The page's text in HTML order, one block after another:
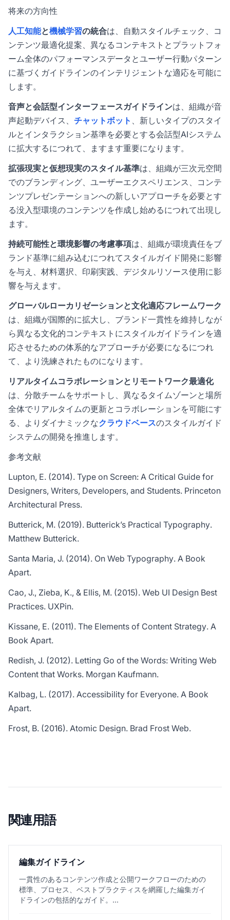
将来の方向性
人工知能と機械学習の統合は、自動スタイルチェック、コ
ンテンツ最適化提案、異なるコンテキストとプラットフォ
ーム全体のパフォーマンスデータとユーザー行動パターン
に基づくガイドラインのインテリジェントな適応を可能に
します。
音声と会話型インターフェースガイドラインは、組織が音
声起動デバイス、 チャットボット 、新しいタイプのスタイ
ルとインタラクション基準を必要とする会話型AIシステム
に拡大するにつれて、ますます重要になります。
拡張現実と仮想現実のスタイル基準は、組織が三次元空間
でのブランディング、ユーザーエクスペリエンス、コンテ
ンツプレゼンテーションへの新しいアプローチを必要とす
る没入型環境のコンテンツを作成し始めるにつれて出現し
ます。
持続可能性と環境影響の考慮事項は、組織が環境責任をブ
ランド基準に組み込むにつれてスタイルガイド開発に影響
を与え、材料選択、印刷実践、デジタルリソース使用に影
響を与えます。
グローバルローカリゼーションと文化適応フレームワーク
は、組織が国際的に拡大し、ブランド一貫性を維持しなが
ら異なる文化的コンテキストにスタイルガイドラインを適
応させるための体系的なアプローチが必要になるにつれ
て、より洗練されたものになります。
リアルタイムコラボレーションとリモートワーク最適化
は、分散チームをサポートし、異なるタイムゾーンと場所
全体でリアルタイムの更新とコラボレーションを可能にす
る、よりダイナミックなクラウドベースのスタイルガイド
システムの開発を推進します。
参考文献
Lupton, E. (2014). Type on Screen: A Critical Guide for
Designers, Writers, Developers, and Students. Princeton
Architectural Press.
Butterick, M. (2019). Butterick’s Practical Typography.
Matthew Butterick.
Santa Maria, J. (2014). On Web Typography. A Book
Apart.
Cao, J., Zieba, K., & Ellis, M. (2015). Web UI Design Best
Practices. UXPin.
Kissane, E. (2011). The Elements of Content Strategy. A
Book Apart.
Redish, J. (2012). Letting Go of the Words: Writing Web
Content that Works. Morgan Kaufmann.
Kalbag, L. (2017). Accessibility for Everyone. A Book
Apart.
Frost, B. (2016). Atomic Design. Brad Frost Web.
関連用語
編集ガイドライン
一貫性のあるコンテンツ作成と公開ワークフローのための
標準、プロセス、ベストプラクティスを網羅した編集ガイ
ドラインの包括的なガイド。...